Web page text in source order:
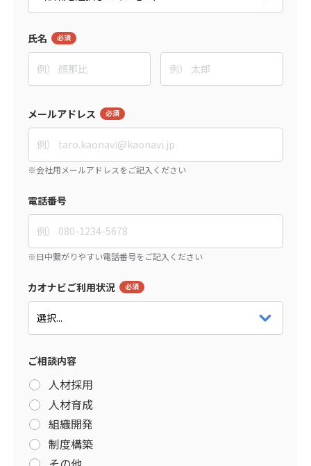
氏名
メールアドレス
電話番号
カオナビご利用状況
ご相談内容
人材採用
人材育成
組織開発
制度構築